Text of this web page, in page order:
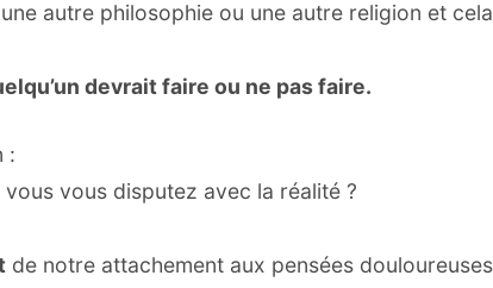
autre philosophie ou une autre religion et cela
devrait faire ou ne pas faire.
:
vous disputez avec la réalité ?
de notre attachement aux pensées